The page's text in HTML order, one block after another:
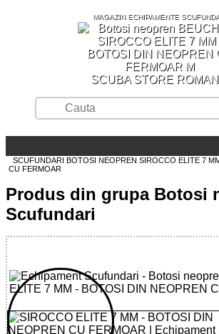
MAGAZIN ECHIPAMENTE
SCUBA STORE
SCUFUNDARI BOTOSI NEOPREN SIROCCO ELITE 7
CU FERMOAR
Produs din grupa Botosi
Scufundari